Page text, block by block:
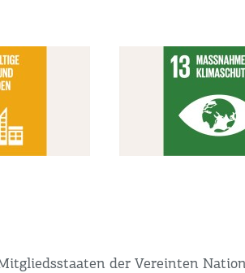
der Vereinten